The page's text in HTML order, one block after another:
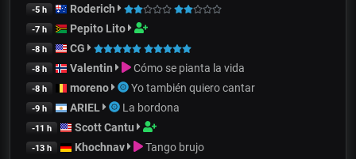
-5 h Roderich
-7 h Pepito Lito
-8 h CG
-8 h Valentin Cómo se pianta la vida
-8 h moreno Yo también quiero cantar
-9 h ARIEL La bordona
-11 h Scott Cantu
-13 h Khochnav Tango brujo